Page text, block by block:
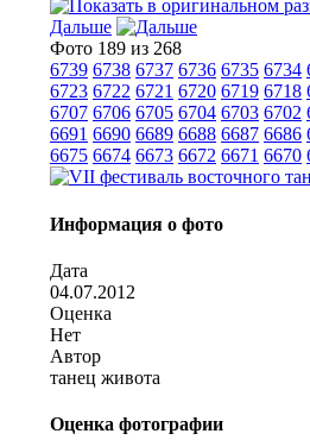
Дальше
Фото 189 из 268
6739 6738 6737 6736 6735 6734
6723 6722 6721 6720 6719 6718
6707 6706 6705 6704 6703 6702
6691 6690 6689 6688 6687 6686
6675 6674 6673 6672 6671 6670
Информация о фото
Дата
04.07.2012
Оценка
Нет
Автор
танец живота
Оценка фотографии